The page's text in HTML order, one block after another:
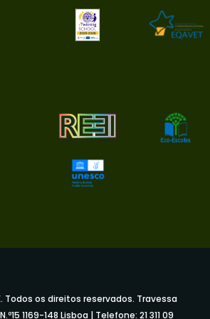
Todos os direitos reservados. Travessa
1169-148 Lisboa | Telefone: 21 311 09